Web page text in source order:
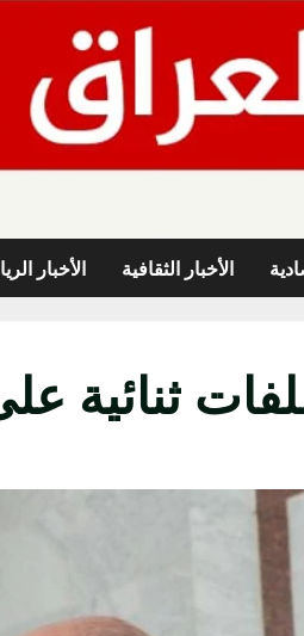
الأخبار الثقافية الأخبار
ثنائية